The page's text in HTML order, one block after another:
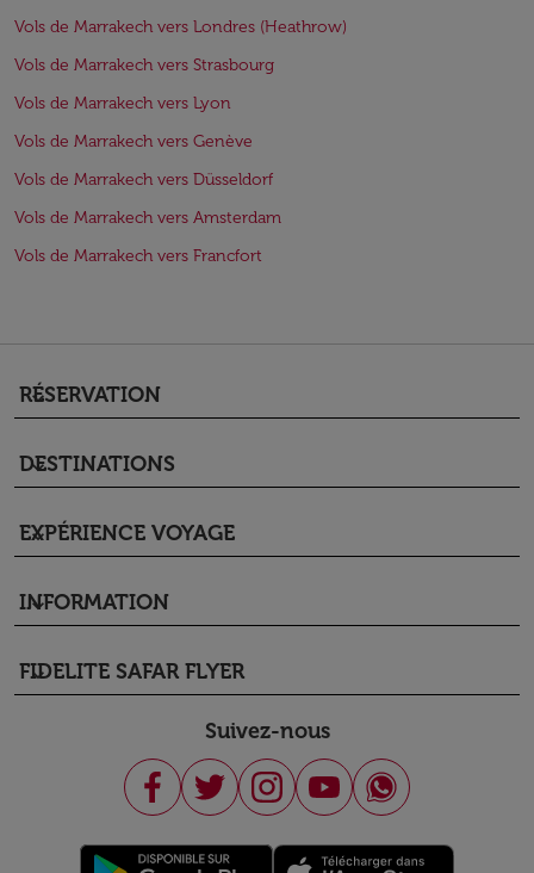
Vols de Marrakech vers Londres (Heathrow)
Vols de Marrakech vers Strasbourg
Vols de Marrakech vers Lyon
Vols de Marrakech vers Genève
Vols de Marrakech vers Düsseldorf
Vols de Marrakech vers Amsterdam
Vols de Marrakech vers Francfort
RÉSERVATION
keyboard_arrow_down
DESTINATIONS
keyboard_arrow_down
EXPÉRIENCE VOYAGE
keyboard_arrow_down
INFORMATION
keyboard_arrow_down
FIDELITE SAFAR FLYER
keyboard_arrow_down
Suivez-nous